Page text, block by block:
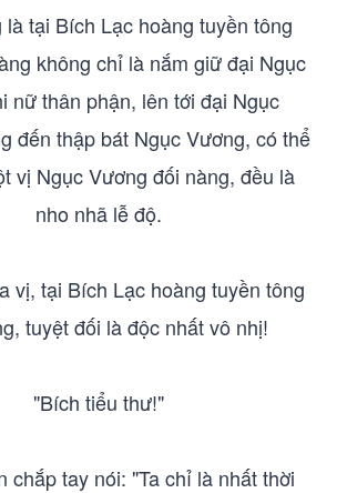
tại Bích Lạc hoàng tuyền tông
không chỉ là nắm giữ đại Ngục
nữ thân phận, lên tới đại Ngục
đến thập bát Ngục Vương, có thể
vị Ngục Vương đối nàng, đều là
nho nhã lễ độ.
vị, tại Bích Lạc hoàng tuyền tông
tuyệt đối là độc nhất vô nhị!
"Bích tiểu thư!"
chắp tay nói: "Ta chỉ là nhất thời